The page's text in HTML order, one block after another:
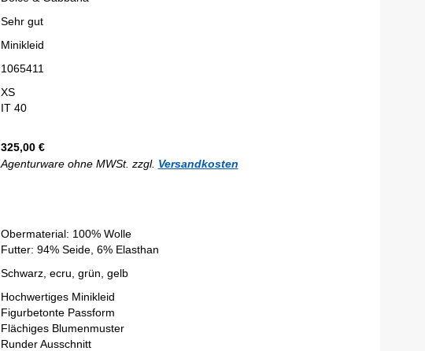
Sehr gut
Minikleid
1065411
XS
IT 40
325,00 €
Agenturware ohne MWSt. zzgl. Versandkosten
Obermaterial: 100% Wolle
Futter: 94% Seide, 6% Elasthan
Schwarz, ecru, grün, gelb
Hochwertiges Minikleid
Figurbetonte Passform
Flächiges Blumenmuster
Runder Ausschnitt